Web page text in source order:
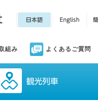
組み よくあるご質問